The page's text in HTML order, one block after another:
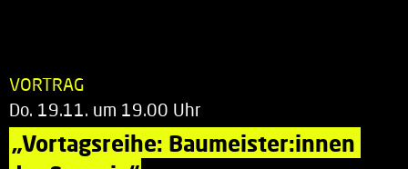
VORTRAG
Do. 19.11. um 19.00 Uhr
„Vortagsreihe: Baumeister:innen